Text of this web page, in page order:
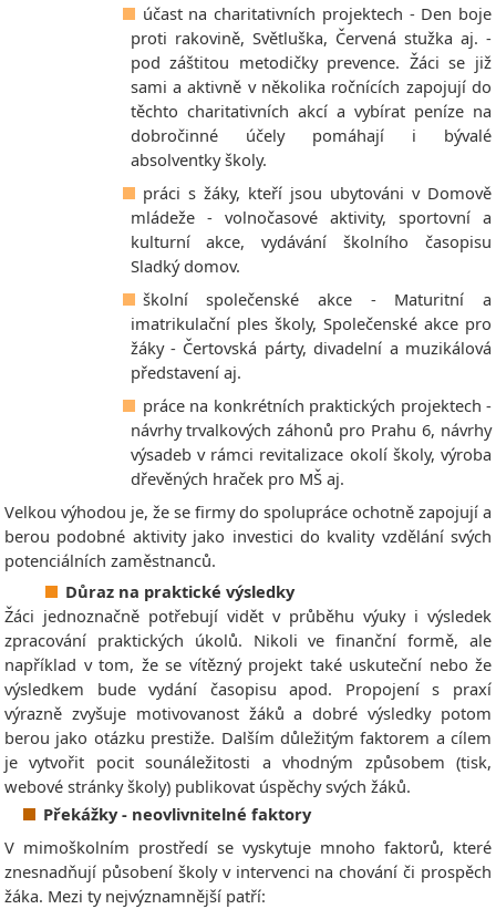
účast na charitativních projektech - Den boje
proti rakovině, Světluška, Červená stužka aj. -
pod záštitou metodičky prevence. Žáci se již
sami a aktivně v několika ročnících zapojují do
těchto charitativních akcí a vybírat peníze na
dobročinné účely pomáhají i bývalé
absolventky školy.
práci s žáky, kteří jsou ubytováni v Domově
mládeže - volnočasové aktivity, sportovní a
kulturní akce, vydávání školního časopisu
Sladký domov.
školní společenské akce - Maturitní a
imatrikulační ples školy, Společenské akce pro
žáky - Čertovská párty, divadelní a muzikálová
představení aj.
práce na konkrétních praktických projektech -
návrhy trvalkových záhonů pro Prahu 6, návrhy
výsadeb v rámci revitalizace okolí školy, výroba
dřevěných hraček pro MŠ aj.
Velkou výhodou je, že se firmy do spolupráce ochotně zapojují a
berou podobné aktivity jako investici do kvality vzdělání svých
potenciálních zaměstnanců.
Důraz na praktické výsledky
Žáci jednoznačně potřebují vidět v průběhu výuky i výsledek
zpracování praktických úkolů. Nikoli ve finanční formě, ale
například v tom, že se vítězný projekt také uskuteční nebo že
výsledkem bude vydání časopisu apod. Propojení s praxí
výrazně zvyšuje motivovanost žáků a dobré výsledky potom
berou jako otázku prestiže. Dalším důležitým faktorem a cílem
je vytvořit pocit sounáležitosti a vhodným způsobem (tisk,
webové stránky školy) publikovat úspěchy svých žáků.
Překážky - neovlivnitelné faktory
V mimoškolním prostředí se vyskytuje mnoho faktorů, které
znesnadňují působení školy v intervenci na chování či prospěch
žáka. Mezi ty nejvýznamnější patří: